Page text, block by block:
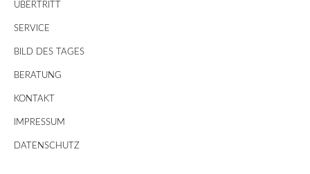
ÜBERTRITT
SERVICE
BILD DES TAGES
BERATUNG
KONTAKT
IMPRESSUM
DATENSCHUTZ